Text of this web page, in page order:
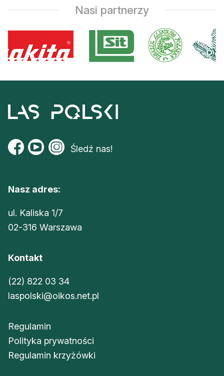
Nasi partnerzy
Śledź nas!
Nasz adres:
ul. Kaliska 1/7
02-316 Warszawa
Kontakt
(22) 822 03 34
laspolski@oikos.net.pl
Regulamin
Polityka prywatności
Regulamin krzyżówki